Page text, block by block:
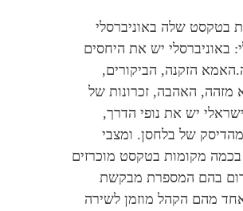
בטקסט שלה באוניברסלי
באוניברסלי יש את היחסים
הזקנה, הביקורים,
מזהה, האהבה, זכרונות של
יש את נופי הדרך,
של בלחסן. ומצבי
מקומות בטקסט מוכרזים
בהם המספרת מבקשת
מהם הקהל מוזמן לשירה